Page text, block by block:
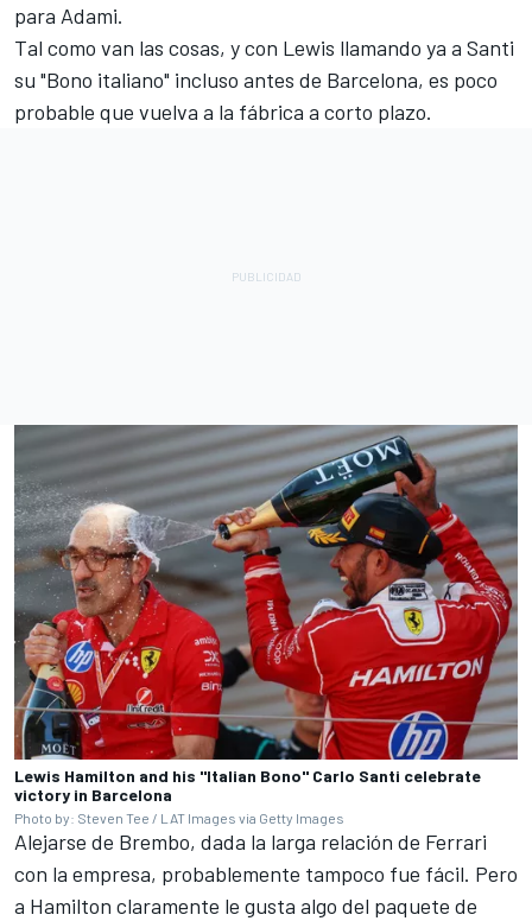
para Adami.
Tal como van las cosas, y con Lewis llamando ya a Santi
su "Bono italiano" incluso antes de Barcelona, es poco
probable que vuelva a la fábrica a corto plazo.
Lewis Hamilton and his "Italian Bono" Carlo Santi celebrate
victory in Barcelona
Photo by: Steven Tee / LAT Images via Getty Images
Alejarse de Brembo, dada la larga relación de Ferrari
con la empresa, probablemente tampoco fue fácil. Pero
a Hamilton claramente le gusta algo del paquete de